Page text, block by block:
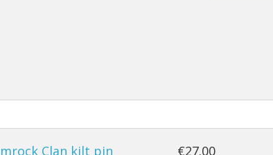
Clan kilt pin €27.00